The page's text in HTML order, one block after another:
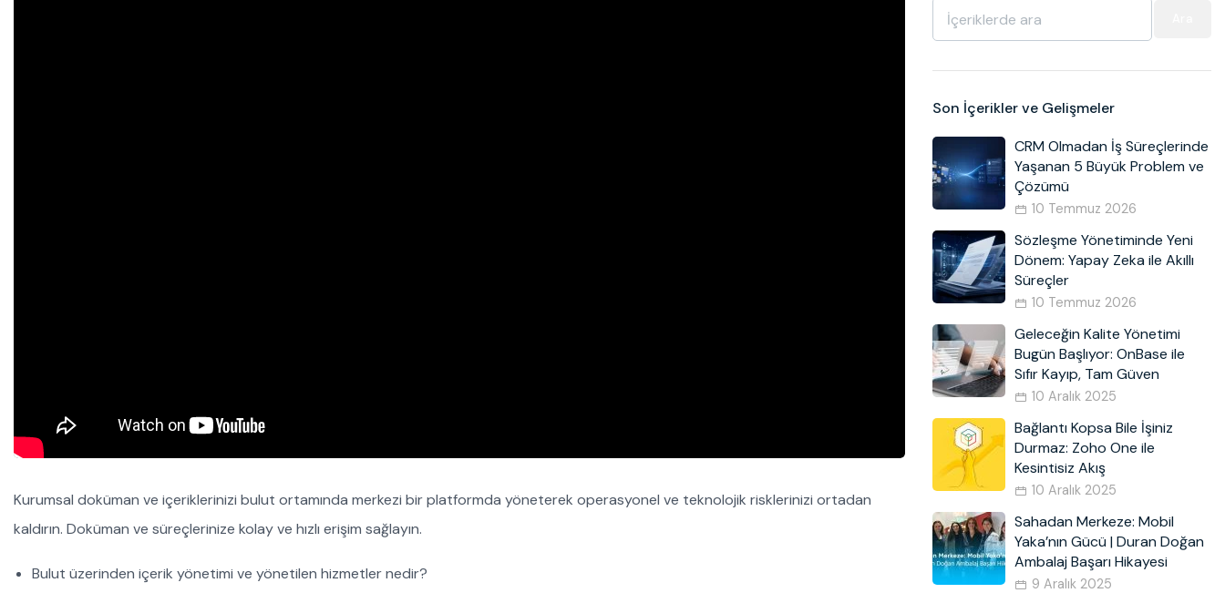
Kurumsal doküman ve içeriklerinizi bulut ortamında merkezi bir platformda yöneterek operasyonel ve teknolojik risklerinizi ortadan
kaldırın. Doküman ve süreçlerinize kolay ve hızlı erişim sağlayın.
Bulut üzerinden içerik yönetimi ve yönetilen hizmetler nedir?
Son İçerikler ve Gelişmeler
CRM Olmadan İş Süreçlerinde
Yaşanan 5 Büyük Problem ve
Çözümü
10 Temmuz 2026
Sözleşme Yönetiminde Yeni
Dönem: Yapay Zeka ile Akıllı
Süreçler
10 Temmuz 2026
Geleceğin Kalite Yönetimi
Bugün Başlıyor: OnBase ile
Sıfır Kayıp, Tam Güven
10 Aralık 2025
Bağlantı Kopsa Bile İşiniz
Durmaz: Zoho One ile
Kesintisiz Akış
10 Aralık 2025
Sahadan Merkeze: Mobil
Yaka’nın Gücü | Duran Doğan
Ambalaj Başarı Hikayesi
9 Aralık 2025